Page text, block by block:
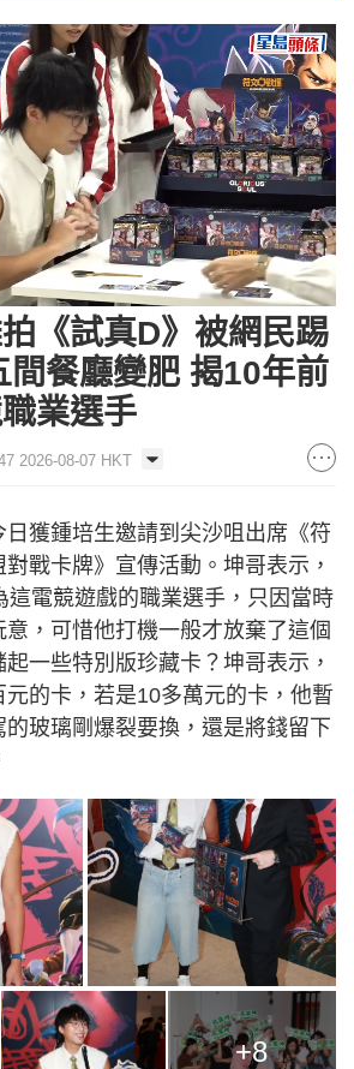
:
《試真D》被網民踢
間餐廳變肥 揭10年前
業選手
2026-08-07 HKT
獲鍾培生邀請到尖沙咀出席《符
戰卡牌》宣傳活動。坤哥表示，
這電競遊戲的職業選手，只因當時
意，可惜他打機一般才放棄了這個
一些特別版珍藏卡？坤哥表示，
元的卡，若是10多萬元的卡，他暫
玻璃剛爆裂要換，還是將錢留下
+8